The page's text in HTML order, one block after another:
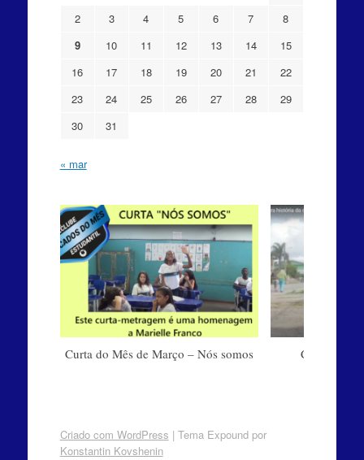
2
3 4 5 6 7
8
9
10 11 12 13 14
15
16
17 18 19 20 21
22
23
24 25 26 27 28
29
30
31
« mar
Curta do Mês de Março – Nós somos Curta do
Criado com WordPress | Tema Expound por
Konstantin Kovshenin